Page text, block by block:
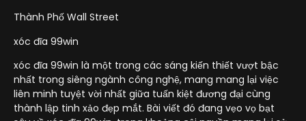
Thành Phố Wall Street
xóc đĩa 99win
xóc đĩa 99win là một trong các sáng kiến thiết vượt bậc
nhất trong siêng ngành công nghệ, mang mang lại việc
liên minh tuyệt vời nhất giữa tuấn kiệt đương đại cùng
thành lập tinh xảo đẹp mắt. Bài viết đó đang vẹo vọ bạt